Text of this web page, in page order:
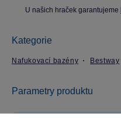
U našich hraček garantujeme
Kategorie
Nafukovací bazény Bestway
Parametry produktu